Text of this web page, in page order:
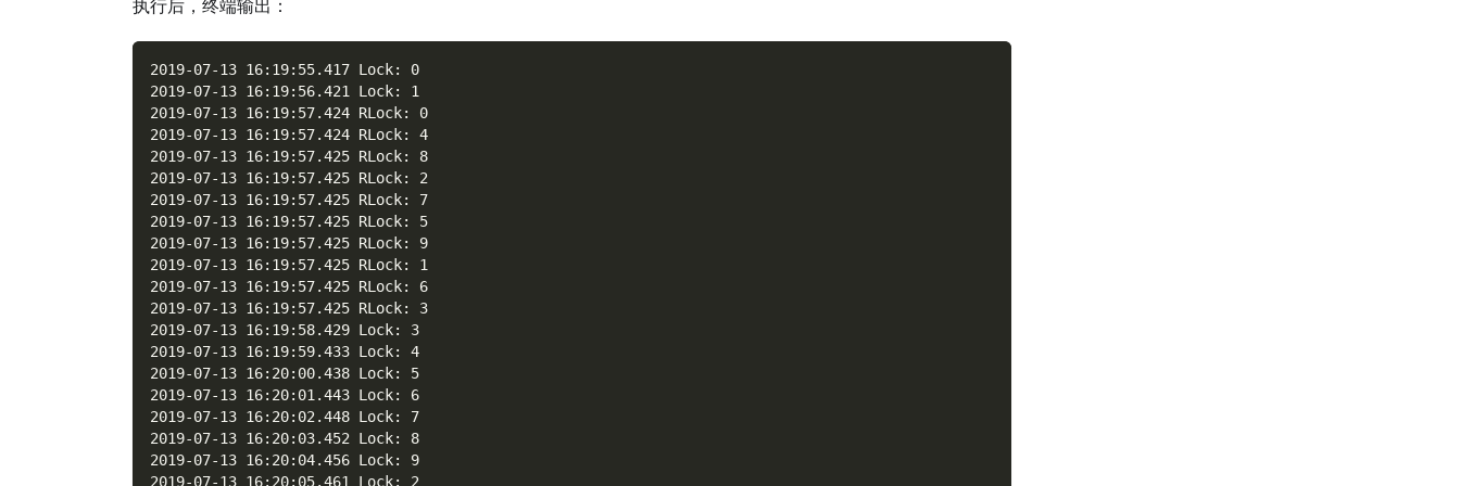
执行后，终端输出：
2019-07-13 16:19:55.417 Lock: 0
2019-07-13 16:19:56.421 Lock: 1
2019-07-13 16:19:57.424 RLock: 0
2019-07-13 16:19:57.424 RLock: 4
2019-07-13 16:19:57.425 RLock: 8
2019-07-13 16:19:57.425 RLock: 2
2019-07-13 16:19:57.425 RLock: 7
2019-07-13 16:19:57.425 RLock: 5
2019-07-13 16:19:57.425 RLock: 9
2019-07-13 16:19:57.425 RLock: 1
2019-07-13 16:19:57.425 RLock: 6
2019-07-13 16:19:57.425 RLock: 3
2019-07-13 16:19:58.429 Lock: 3
2019-07-13 16:19:59.433 Lock: 4
2019-07-13 16:20:00.438 Lock: 5
2019-07-13 16:20:01.443 Lock: 6
2019-07-13 16:20:02.448 Lock: 7
2019-07-13 16:20:03.452 Lock: 8
2019-07-13 16:20:04.456 Lock: 9
2019-07-13 16:20:05.461 Lock: 2